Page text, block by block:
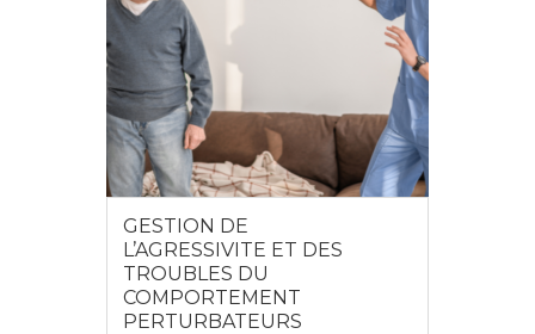
GESTION DE
L’AGRESSIVITE ET DES
TROUBLES DU
COMPORTEMENT
PERTURBATEURS